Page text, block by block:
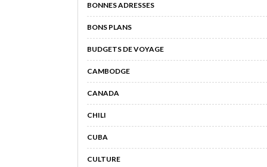
BONNES ADRESSES
BONS PLANS
BUDGETS DE VOYAGE
CAMBODGE
CANADA
CHILI
CUBA
CULTURE